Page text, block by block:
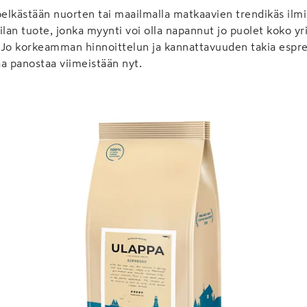
nuorten tai maailmalla matkaavien trendikäs
tuote, jonka myynti voi olla napannut jo puolet koko
korkeamman hinnoittelun ja kannattavuuden takia
panostaa viimeistään nyt.